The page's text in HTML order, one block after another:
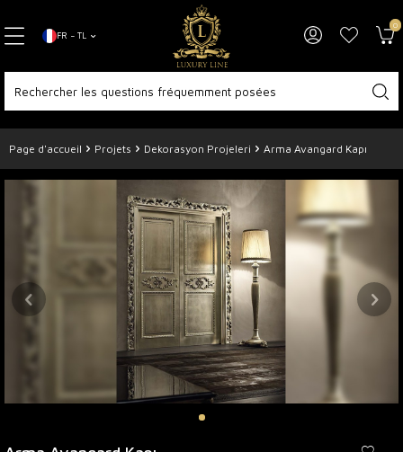
FR − TL
0
Page d'accueil Projets Dekorasyon Projeleri Arma Avangard Kapı